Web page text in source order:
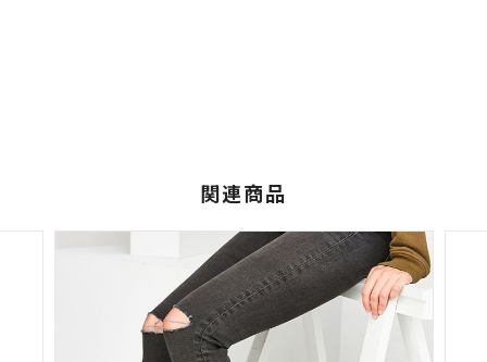
関連商品